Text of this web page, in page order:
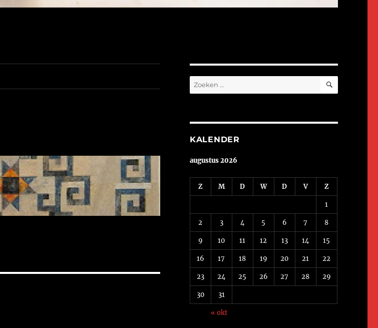
Zoeken
naar:
ZOEKEN
KALENDER
augustus 2026
Z M D W D V Z
1
2 3 4 5 6 7 8
9 10 11 12 13 14 15
16 17 18 19 20 21 22
23 24 25 26 27 28 29
30 31
« okt